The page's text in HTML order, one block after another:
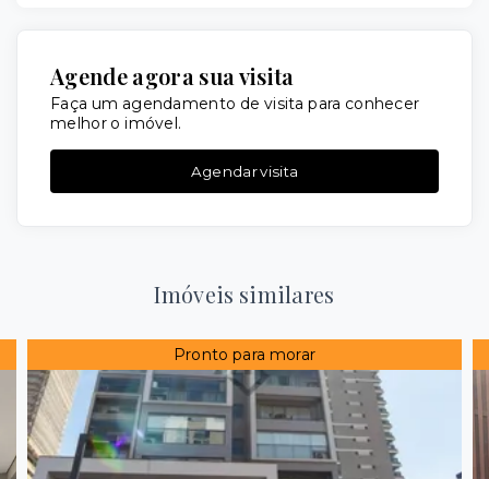
Agende agora sua visita
Faça um agendamento de visita para conhecer
melhor o imóvel.
Agendar visita
Imóveis similares
Pronto para morar